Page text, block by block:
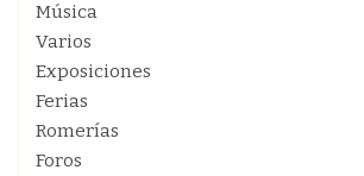
Música
Varios
Exposiciones
Ferias
Romerías
Foros